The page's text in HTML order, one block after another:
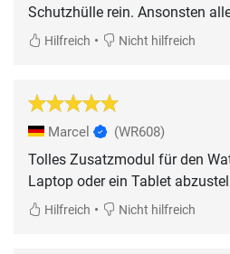
Schutzhülle rein. Ansonsten
Hilfreich • Nicht hilfreich
Marcel (WR608)
Tolles Zusatzmodul für den
Laptop oder ein Tablet
Hilfreich • Nicht hilfreich